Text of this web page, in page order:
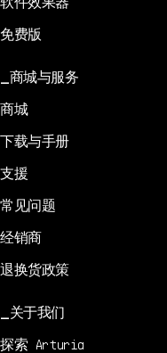
免费版
商城与服务
商城
下载与手册
支援
常见问题
经销商
退换货政策
关于我们
探索 Arturia